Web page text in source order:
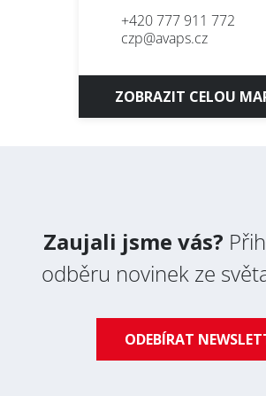
+420 777 911 772
czp@avaps.cz
ZOBRAZIT CELOU
Zaujali jsme vás?
odběru novinek ze
ODEBÍRAT